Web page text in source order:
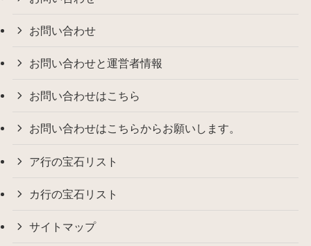
お問い合わせ
お問い合わせと運営者情報
お問い合わせはこちら
お問い合わせはこちらからお願いします。
ア行の宝石リスト
カ行の宝石リスト
サイトマップ